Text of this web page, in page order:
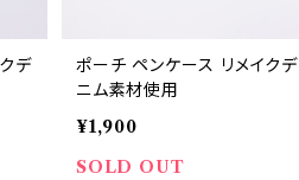
デ
ポーチ ペンケース リメイクデ
ニム素材使用
¥1,900
SOLD OUT